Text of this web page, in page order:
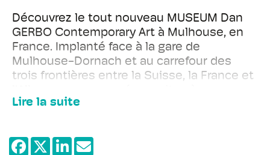
Découvrez le tout nouveau MUSEUM Dan
GERBO Contemporary Art à Mulhouse, en
France. Implanté face à la gare de
Mulhouse-Dornach et au carrefour des
trois frontières entre la Suisse, la France et
seulement 30 km de Bâle, la capitale
particularité remarquable le distingue : il
est habilement divisé en deux parties
Lire la suite